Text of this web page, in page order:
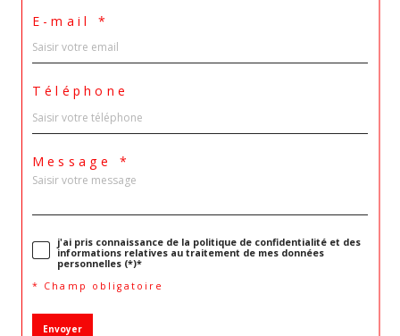
E-mail *
Téléphone
Message *
j'ai pris connaissance de la politique de confidentialité et des
informations relatives au traitement de mes données
personnelles (*)*
* Champ obligatoire
Envoyer